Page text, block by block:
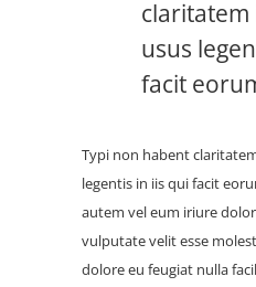
claritatem
usus
facit
Typi non habent
legentis in iis qui facit
autem vel eum iriure
vulputate velit esse
dolore eu feugiat nulla